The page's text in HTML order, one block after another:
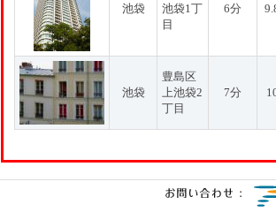
池袋
池袋1丁
目
6分
池袋
豊島区
上池袋2
丁目
7分